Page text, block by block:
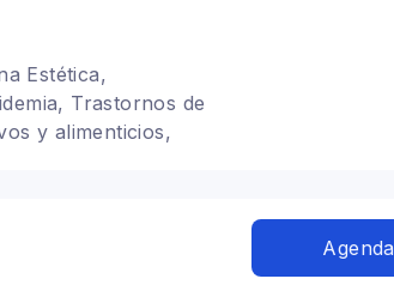
Estética,
Trastornos de
y alimenticios,